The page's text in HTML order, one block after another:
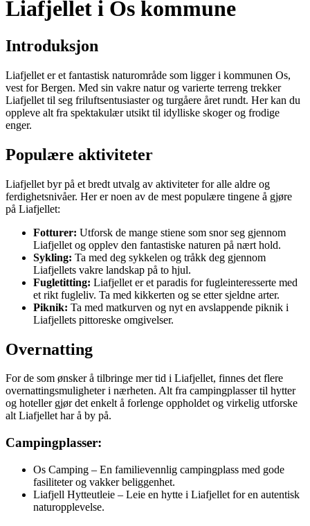
Liafjellet i Os kommune
Introduksjon
Liafjellet er et fantastisk naturområde som ligger i kommunen Os,
vest for Bergen. Med sin vakre natur og varierte terreng trekker
Liafjellet til seg friluftsentusiaster og turgåere året rundt. Her kan du
oppleve alt fra spektakulær utsikt til idylliske skoger og frodige
enger.
Populære aktiviteter
Liafjellet byr på et bredt utvalg av aktiviteter for alle aldre og
ferdighetsnivåer. Her er noen av de mest populære tingene å gjøre
på Liafjellet:
Fotturer: Utforsk de mange stiene som snor seg gjennom
Liafjellet og opplev den fantastiske naturen på nært hold.
Sykling: Ta med deg sykkelen og tråkk deg gjennom
Liafjellets vakre landskap på to hjul.
Fugletitting: Liafjellet er et paradis for fugleinteresserte med
et rikt fugleliv. Ta med kikkerten og se etter sjeldne arter.
Piknik: Ta med matkurven og nyt en avslappende piknik i
Liafjellets pittoreske omgivelser.
Overnatting
For de som ønsker å tilbringe mer tid i Liafjellet, finnes det flere
overnattingsmuligheter i nærheten. Alt fra campingplasser til hytter
og hoteller gjør det enkelt å forlenge oppholdet og virkelig utforske
alt Liafjellet har å by på.
Campingplasser:
Os Camping – En familievennlig campingplass med gode
fasiliteter og vakker beliggenhet.
Liafjell Hytteutleie – Leie en hytte i Liafjellet for en autentisk
naturopplevelse.